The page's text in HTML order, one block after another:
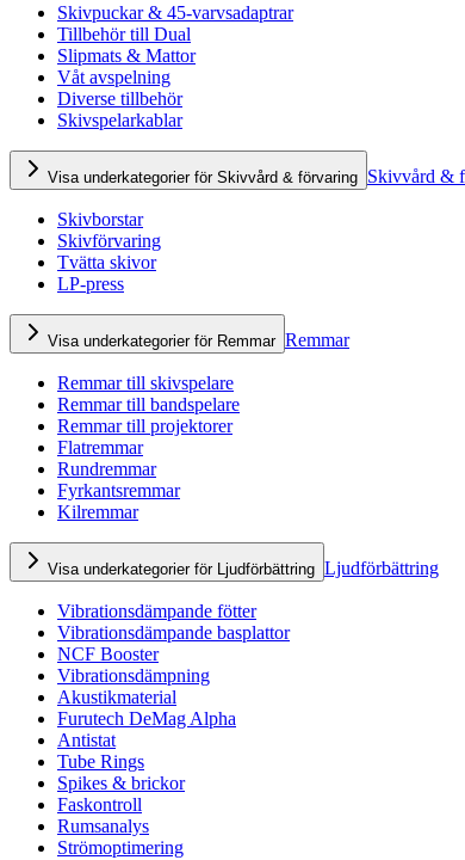
Skivpuckar & 45-varvsadaptrar
Tillbehör till Dual
Slipmats & Mattor
Våt avspelning
Diverse tillbehör
Skivspelarkablar
Visa underkategorier för Skivvård & förvaring Skivvård &
Skivborstar
Skivförvaring
Tvätta skivor
LP-press
Visa underkategorier för Remmar Remmar
Remmar till skivspelare
Remmar till bandspelare
Remmar till projektorer
Flatremmar
Rundremmar
Fyrkantsremmar
Kilremmar
Visa underkategorier för Ljudförbättring Ljudförbättring
Vibrationsdämpande fötter
Vibrationsdämpande basplattor
NCF Booster
Vibrationsdämpning
Akustikmaterial
Furutech DeMag Alpha
Antistat
Tube Rings
Spikes & brickor
Faskontroll
Rumsanalys
Strömoptimering